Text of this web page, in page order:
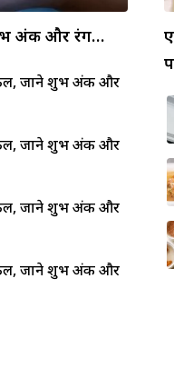
अंक और रंग…
जाने शुभ अंक और
जाने शुभ अंक और
जाने शुभ अंक और
जाने शुभ अंक और